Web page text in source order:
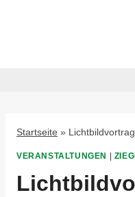
Startseite »
VERANSTALTUNGEN